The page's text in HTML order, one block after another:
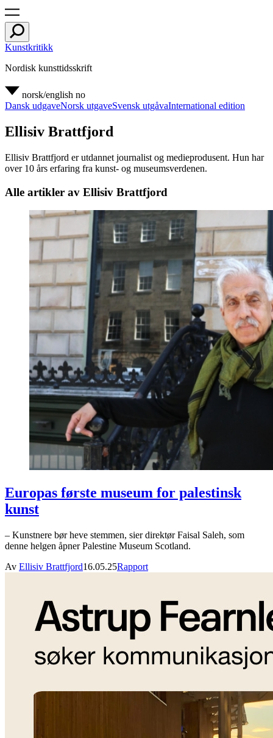
Kunstkritikk
Nordisk kunsttidsskrift
norsk/english no
Dansk udgaveNorsk utgaveSvensk utgåvaInternational edition
Ellisiv Brattfjord
Ellisiv Brattfjord er utdannet journalist og medieprodusent. Hun har
over 10 års erfaring fra kunst- og museumsverdenen.
Alle artikler av Ellisiv Brattfjord
Europas første museum for palestinsk
kunst
– Kunstnere bør heve stemmen, sier direktør Faisal Saleh, som
denne helgen åpner Palestine Museum Scotland.
Av Ellisiv Brattfjord16.05.25Rapport